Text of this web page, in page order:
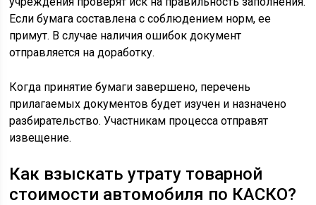
Если бумага составлена с соблюдением норм, ее
примут. В случае наличия ошибок документ
отправляется на доработку.
Когда принятие бумаги завершено, перечень
прилагаемых документов будет изучен и назначено
разбирательство. Участникам процесса отправят
извещение.
Как взыскать утрату товарной
стоимости автомобиля по КАСКО?